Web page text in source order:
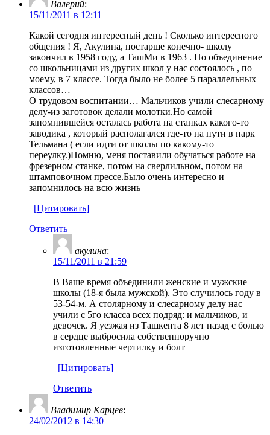
Валерий:
15/11/2011 в 12:11
Какой сегодня интересный день ! Сколько интересного
общения ! Я, Акулина, постарше конечно- школу
закончил в 1958 году, а ТашМи в 1963 . Но объединение
со школьницами из других школ у нас состоялось , по
моему, в 7 классе. Тогда было не более 5 параллельных
классов…
О трудовом воспитании… Мальчиков учили слесарному
делу-из заготовок делали молотки.Но самой
запомнившейся осталась работа на станках какого-то
заводика , который располагался где-то на пути в парк
Тельмана ( если идти от школы по какому-то
переулку.)Помню, меня поставили обучаться работе на
фрезерном станке, потом на сверлильном, потом на
штамповочном прессе.Было очень интересно и
запомнилось на всю жизнь
[Цитировать]
Ответить
акулина:
15/11/2011 в 21:59
В Ваше время объединили женские и мужские
школы (18-я была мужской). Это случилось году в
53-54-м. А столярному и слесарному делу нас
учили с 5го класса всех подряд: и мальчиков, и
девочек. Я уезжая из Ташкента 8 лет назад с болью
в сердце выбросила собственноручно
изготовленные чертилку и болт
[Цитировать]
Ответить
Владимир Карцев:
24/02/2012 в 14:30